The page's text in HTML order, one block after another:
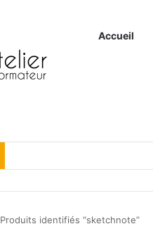
Accueil
Produits identifiés “sketchnote”